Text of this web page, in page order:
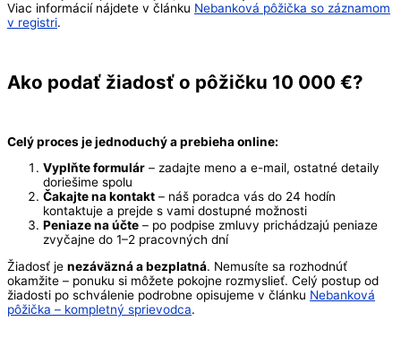
Viac informácií nájdete v článku Nebanková pôžička so záznamom
v registri.
Ako podať žiadosť o pôžičku 10 000 €?
Celý proces je jednoduchý a prebieha online:
Vyplňte formulár – zadajte meno a e-mail, ostatné detaily
doriešime spolu
Čakajte na kontakt – náš poradca vás do 24 hodín
kontaktuje a prejde s vami dostupné možnosti
Peniaze na účte – po podpise zmluvy prichádzajú peniaze
zvyčajne do 1–2 pracovných dní
Žiadosť je nezáväzná a bezplatná. Nemusíte sa rozhodnúť
okamžite – ponuku si môžete pokojne rozmyslieť. Celý postup od
žiadosti po schválenie podrobne opisujeme v článku Nebanková
pôžička – kompletný sprievodca.